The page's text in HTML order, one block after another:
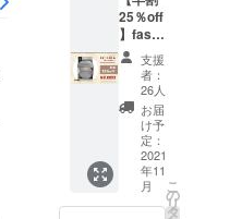
せず長く
使っていた
だける商品
を選んで輸
入すること
を心がけて
います。毎
日をハッ
ピーにする
25％off
】fashy
湯たん
ぽ1.8L
スマー
トボト
ル ライ
トグ
レー × 1
個 ※税
込、送
料込み
支援
者：
26人
お届
け予
定：
2021
年11
月
こ
の
リ
タ